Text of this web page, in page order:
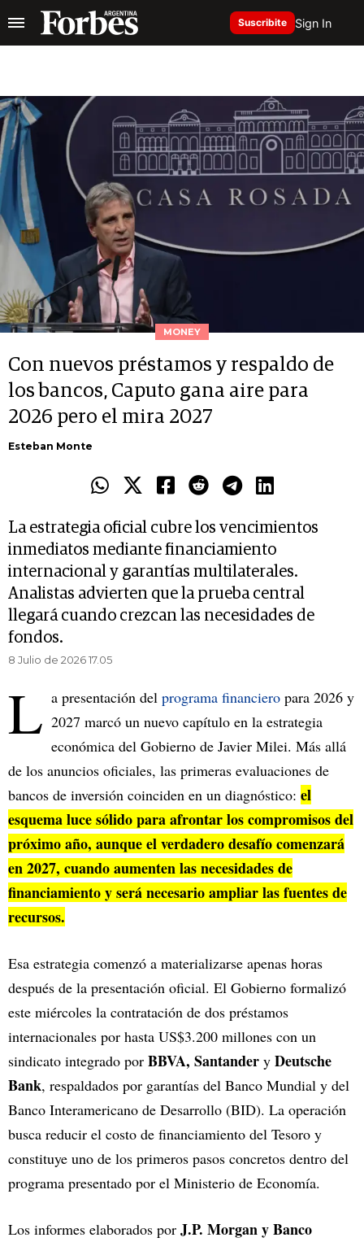
Suscribite Sign In
MONEY
Con nuevos préstamos y respaldo de
los bancos, Caputo gana aire para
2026 pero el mira 2027
Esteban Monte
La estrategia oficial cubre los vencimientos
inmediatos mediante financiamiento
internacional y garantías multilaterales.
Analistas advierten que la prueba central
llegará cuando crezcan las necesidades de
fondos.
8 Julio de 2026 17.05
L a presentación del programa financiero para 2026 y
2027 marcó un nuevo capítulo en la estrategia
económica del Gobierno de Javier Milei. Más allá
de los anuncios oficiales, las primeras evaluaciones de
bancos de inversión coinciden en un diagnóstico: el
esquema luce sólido para afrontar los compromisos del
próximo año, aunque el verdadero desafío comenzará
en 2027, cuando aumenten las necesidades de
financiamiento y será necesario ampliar las fuentes de
recursos.
Esa estrategia comenzó a materializarse apenas horas
después de la presentación oficial. El Gobierno formalizó
este miércoles la contratación de dos préstamos
internacionales por hasta US$3.200 millones con un
sindicato integrado por BBVA, Santander y Deutsche
Bank, respaldados por garantías del Banco Mundial y del
Banco Interamericano de Desarrollo (BID). La operación
busca reducir el costo de financiamiento del Tesoro y
constituye uno de los primeros pasos concretos dentro del
programa presentado por el Ministerio de Economía.
Los informes elaborados por J.P. Morgan y Banco